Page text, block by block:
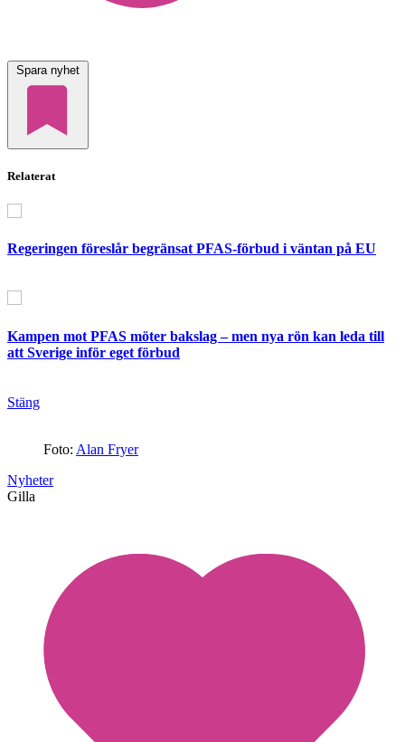
Spara nyhet
Relaterat
Regeringen föreslår begränsat PFAS-förbud i väntan på EU
Kampen mot PFAS möter bakslag – men nya rön kan leda till
att Sverige inför eget förbud
Stäng
Foto: Alan Fryer
Nyheter
Gilla